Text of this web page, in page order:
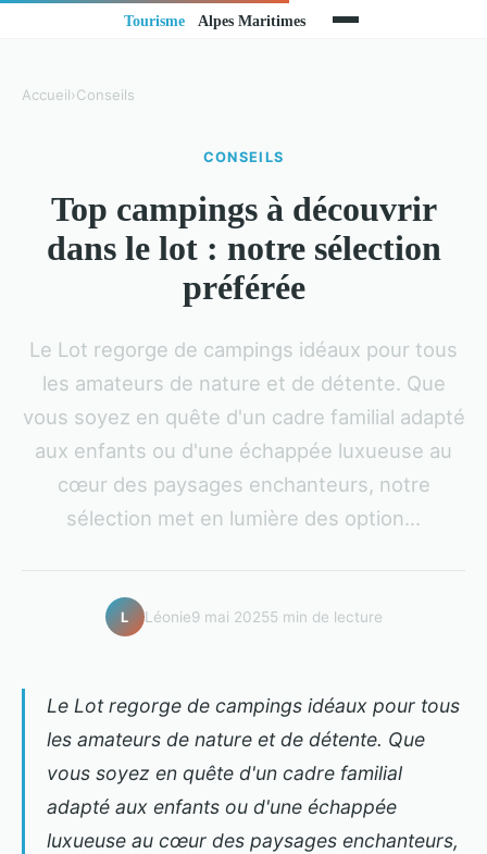
Accueil›Conseils
CONSEILS
Top campings à découvrir
dans le lot : notre sélection
préférée
Le Lot regorge de campings idéaux pour tous
les amateurs de nature et de détente. Que
vous soyez en quête d'un cadre familial adapté
aux enfants ou d'une échappée luxueuse au
cœur des paysages enchanteurs, notre
sélection met en lumière des option...
L Léonie9 mai 20255 min de lecture
Le Lot regorge de campings idéaux pour tous
les amateurs de nature et de détente. Que
vous soyez en quête d'un cadre familial
adapté aux enfants ou d'une échappée
luxueuse au cœur des paysages enchanteurs,